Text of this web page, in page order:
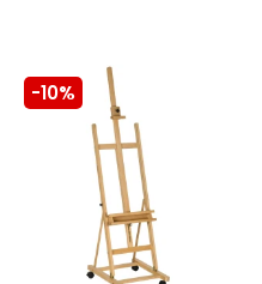
-10%